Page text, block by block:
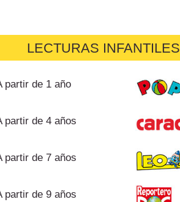
LECTURAS INFANTILES
partir de 1 año
partir de 4 años
partir de 7 años
partir de 9 años